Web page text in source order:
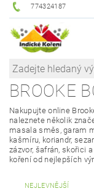
774324187
BROOKE
Nakupujte online
naleznete několik
masala směs, garam
kašmíru, koriandr,
zázvor, šafrán, skořici
koření od nejlepších
NEJLEVNĚJŠÍ